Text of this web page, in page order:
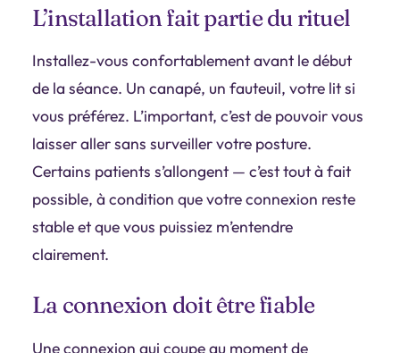
L’installation fait partie du rituel
Installez-vous confortablement avant le début
de la séance. Un canapé, un fauteuil, votre lit si
vous préférez. L’important, c’est de pouvoir vous
laisser aller sans surveiller votre posture.
Certains patients s’allongent — c’est tout à fait
possible, à condition que votre connexion reste
stable et que vous puissiez m’entendre
clairement.
La connexion doit être fiable
Une connexion qui coupe au moment de